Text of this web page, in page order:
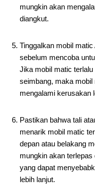
mungkin akan
diangkut.
Tinggalkan mobil
sebelum mencoba
Jika mobil matic
seimbang, maka
mengalami kerusakan
Pastikan bahwa tali
menarik mobil matic
depan atau belakang
mungkin akan
yang dapat
lebih lanjut.